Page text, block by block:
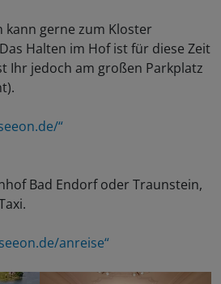
kann gerne zum Kloster
Halten im Hof ist für diese Zeit
Ihr jedoch am großen Parkplatz
“
Bad Endorf oder Traunstein,
anreise“